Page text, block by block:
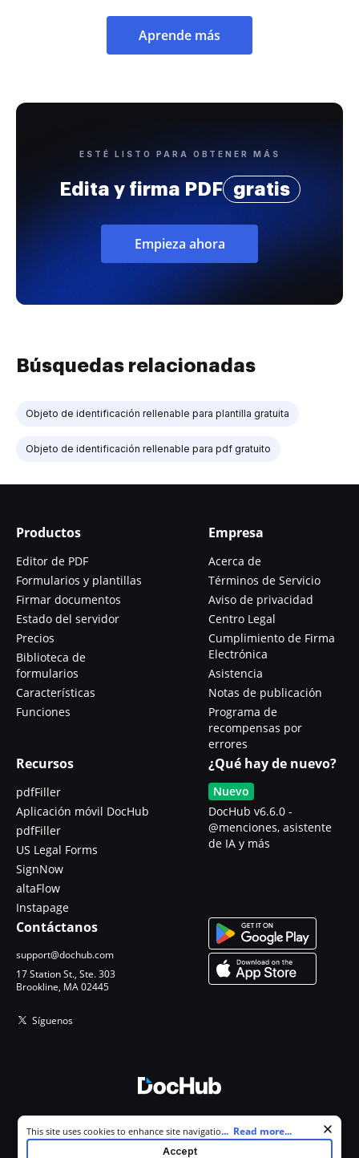
Aprende más
ESTÉ LISTO PARA OBTENER MÁS
Edita y firma PDF gratis
Empieza ahora
Búsquedas relacionadas
Objeto de identificación rellenable para plantilla gratuita
Objeto de identificación rellenable para pdf gratuito
Productos
Editor de PDF
Formularios y plantillas
Firmar documentos
Estado del servidor
Precios
Biblioteca de
formularios
Características
Funciones
Empresa
Acerca de
Términos de Servicio
Aviso de privacidad
Centro Legal
Cumplimiento de Firma
Electrónica
Asistencia
Notas de publicación
Programa de
recompensas por
errores
Recursos
pdfFiller
Aplicación móvil DocHub
pdfFiller
US Legal Forms
SignNow
altaFlow
Instapage
¿Qué hay de nuevo?
Nuevo
DocHub v6.6.0 -
@menciones, asistente
de IA y más
Contáctanos
support@dochub.com
17 Station St., Ste. 303
Brookline, MA 02445
Síguenos
Todos los derechos reservados.
Cookie consent notice
This site uses cookies to enhance site navigation and personalize
your experience. By using this site you agree to our use of cookies as
... Read more...
Accept